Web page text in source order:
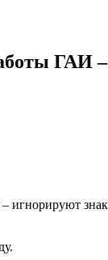
ГАИ
игнорируют